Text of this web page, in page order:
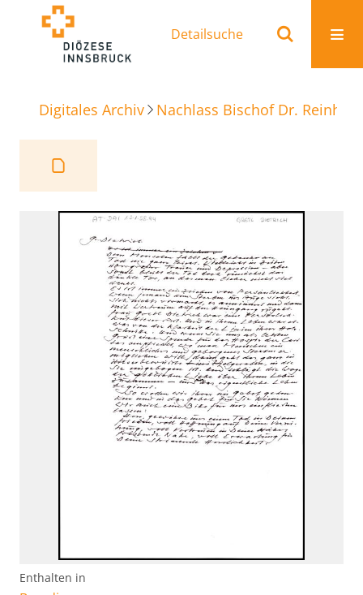
Detailsuche
Digitales Archiv Nachlass Bischof Dr.
Enthalten in